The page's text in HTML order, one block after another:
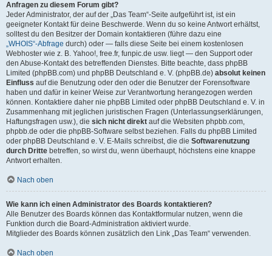
Anfragen zu diesem Forum gibt?
Jeder Administrator, der auf der „Das Team“-Seite aufgeführt ist, ist ein
geeigneter Kontakt für deine Beschwerde. Wenn du so keine Antwort erhältst,
solltest du den Besitzer der Domain kontaktieren (führe dazu eine
„WHOIS“-Abfrage durch) oder — falls diese Seite bei einem kostenlosen
Webhoster wie z. B. Yahoo!, free.fr, funpic.de usw. liegt — den Support oder
den Abuse-Kontakt des betreffenden Dienstes. Bitte beachte, dass phpBB
Limited (phpBB.com) und phpBB Deutschland e. V. (phpBB.de) absolut keinen
Einfluss auf die Benutzung oder den oder die Benutzer der Forensoftware
haben und dafür in keiner Weise zur Verantwortung herangezogen werden
können. Kontaktiere daher nie phpBB Limited oder phpBB Deutschland e. V. in
Zusammenhang mit jeglichen juristischen Fragen (Unterlassungserklärungen,
Haftungsfragen usw.), die sich nicht direkt auf die Websiten phpbb.com,
phpbb.de oder die phpBB-Software selbst beziehen. Falls du phpBB Limited
oder phpBB Deutschland e. V. E-Mails schreibst, die die Softwarenutzung
durch Dritte betreffen, so wirst du, wenn überhaupt, höchstens eine knappe
Antwort erhalten.
Nach oben
Wie kann ich einen Administrator des Boards kontaktieren?
Alle Benutzer des Boards können das Kontaktformular nutzen, wenn die
Funktion durch die Board-Administration aktiviert wurde.
Mitglieder des Boards können zusätzlich den Link „Das Team“ verwenden.
Nach oben